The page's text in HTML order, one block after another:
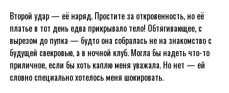
Второй удар — её наряд. Простите за откровенность, но её
платье в тот день едва прикрывало тело! Обтягивающее, с
вырезом до пупка — будто она собралась не на знакомство с
будущей свекровью, а в ночной клуб. Могла бы надеть что-то
приличное, если бы хоть каплю меня уважала. Но нет — ей
словно специально хотелось меня шокировать.